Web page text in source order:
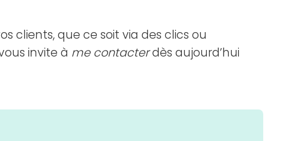
clients, que ce soit via des clics ou
invite à me contacterdès aujourd’hui